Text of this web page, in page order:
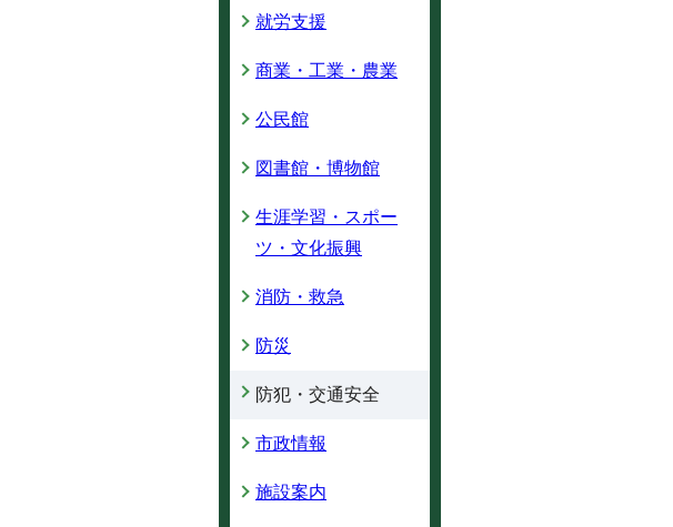
就労支援
商業・工業・農業
公民館
図書館・博物館
生涯学習・スポー
ツ・文化振興
消防・救急
防災
防犯・交通安全
市政情報
施設案内